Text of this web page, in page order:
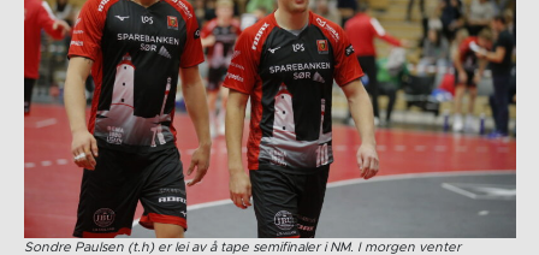
Sondre Paulsen (t.h) er lei av å tape semifinaler i NM. I morgen venter